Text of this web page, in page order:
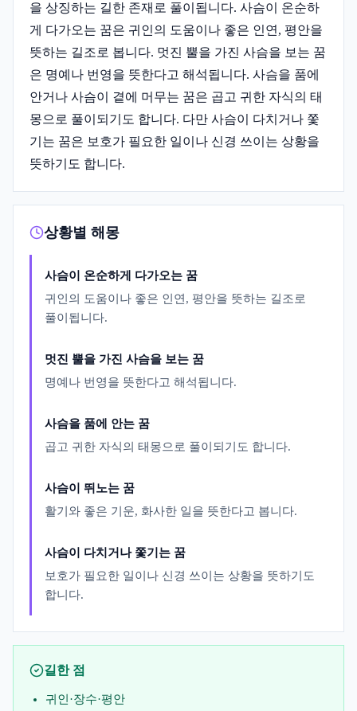
을 상징하는 길한 존재로 풀이됩니다. 사슴이 온순하
게 다가오는 꿈은 귀인의 도움이나 좋은 인연, 평안을
뜻하는 길조로 봅니다. 멋진 뿔을 가진 사슴을 보는 꿈
은 명예나 번영을 뜻한다고 해석됩니다. 사슴을 품에
안거나 사슴이 곁에 머무는 꿈은 곱고 귀한 자식의 태
몽으로 풀이되기도 합니다. 다만 사슴이 다치거나 쫓
기는 꿈은 보호가 필요한 일이나 신경 쓰이는 상황을
뜻하기도 합니다.
상황별 해몽
사슴이 온순하게 다가오는 꿈
귀인의 도움이나 좋은 인연, 평안을 뜻하는 길조로
풀이됩니다.
멋진 뿔을 가진 사슴을 보는 꿈
명예나 번영을 뜻한다고 해석됩니다.
사슴을 품에 안는 꿈
곱고 귀한 자식의 태몽으로 풀이되기도 합니다.
사슴이 뛰노는 꿈
활기와 좋은 기운, 화사한 일을 뜻한다고 봅니다.
사슴이 다치거나 쫓기는 꿈
보호가 필요한 일이나 신경 쓰이는 상황을 뜻하기도
합니다.
길한 점
귀인·장수·평안